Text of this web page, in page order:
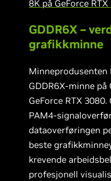
8K på GeForce
GDDR6X –
grafikkminne
GDDR6X-minne på
GeForce RTX
PAM4-
dataoverføringen
beste
krevende
profesjonell